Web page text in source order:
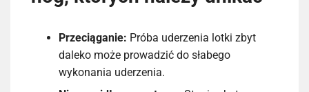
Przeciąganie: Próba uderzenia lotki zbyt
daleko może prowadzić do słabego
wykonania uderzenia.